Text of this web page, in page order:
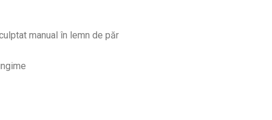
manual în lemn de păr